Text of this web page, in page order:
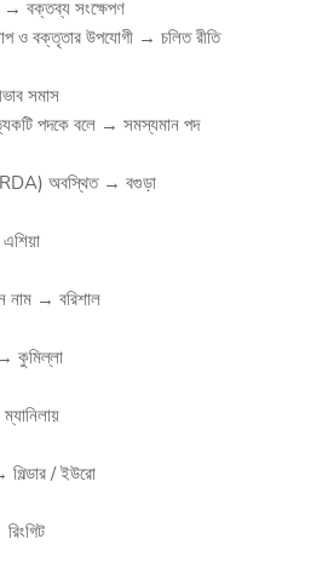
→ বক্তব্য সংক্ষেপণ
ও বক্তৃতার উপযোগী → চলিত রীতি
সমাস
পদকে বলে → সমস্যমান পদ
RDA) অবস্থিত → বগুড়া
নাম → বরিশাল
কুমিল্লা
গিল্ডার / ইউরো